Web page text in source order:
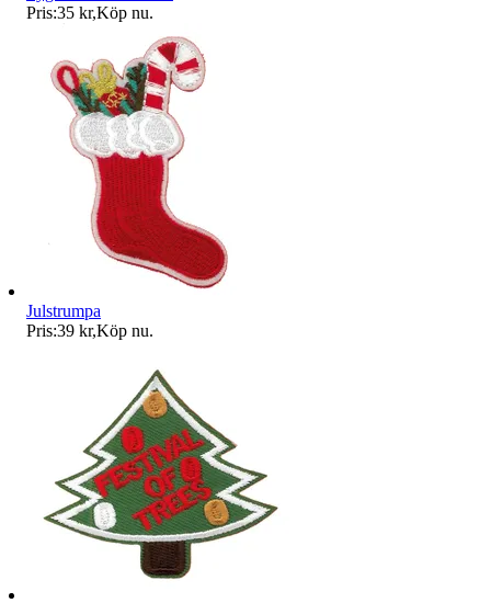
Pris:35 kr,Köp nu.
Julstrumpa
Pris:39 kr,Köp nu.